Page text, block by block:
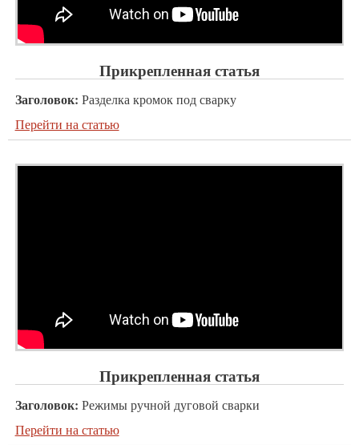
Прикрепленная статья
Заголовок: Разделка кромок под сварку
Перейти на статью
Прикрепленная статья
Заголовок: Режимы ручной дуговой сварки
Перейти на статью